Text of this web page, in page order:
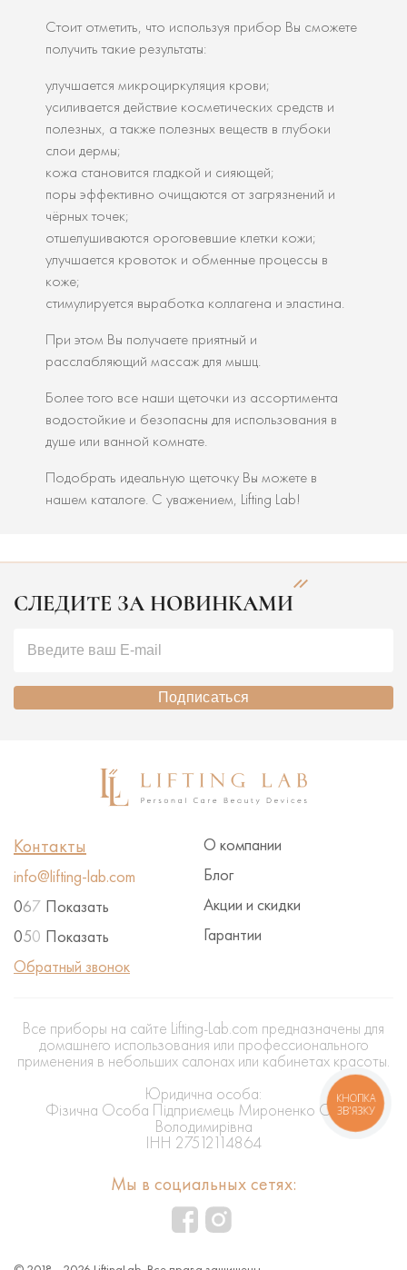
Стоит отметить, что используя прибор Вы сможете
получить такие результаты:
улучшается микроциркуляция крови;
усиливается действие косметических средств и
полезных, а также полезных веществ в глубоки
слои дермы;
кожа становится гладкой и сияющей;
поры эффективно очищаются от загрязнений и
чёрных точек;
отшелушиваются ороговевшие клетки кожи;
улучшается кровоток и обменные процессы в
коже;
стимулируется выработка коллагена и эластина.
При этом Вы получаете приятный и
расслабляющий массаж для мышц.
Более того все наши щеточки из ассортимента
водостойкие и безопасны для использования в
душе или ванной комнате.
Подобрать идеальную щеточку Вы можете в
нашем каталоге. С уважением, Lifting Lab!
СЛЕДИТЕ ЗА НОВИНКАМИ
Подписаться
О компании
Блог
Акции и скидки
Гарантии
Контакты
info@lifting-lab.com
067 Показать
050 Показать
Обратный звонок
Мы в социальных сетях:
Все приборы на сайте Lifting-Lab.com предназначены для
домашнего использования или профессионального
применения в небольших салонах или кабинетах красоты.
Юридична особа:
Фізична Особа Підприємець Мироненко Олена
Володимирівна
ІНН 27512114864
КНОПКА
ЗВ'ЯЗКУ